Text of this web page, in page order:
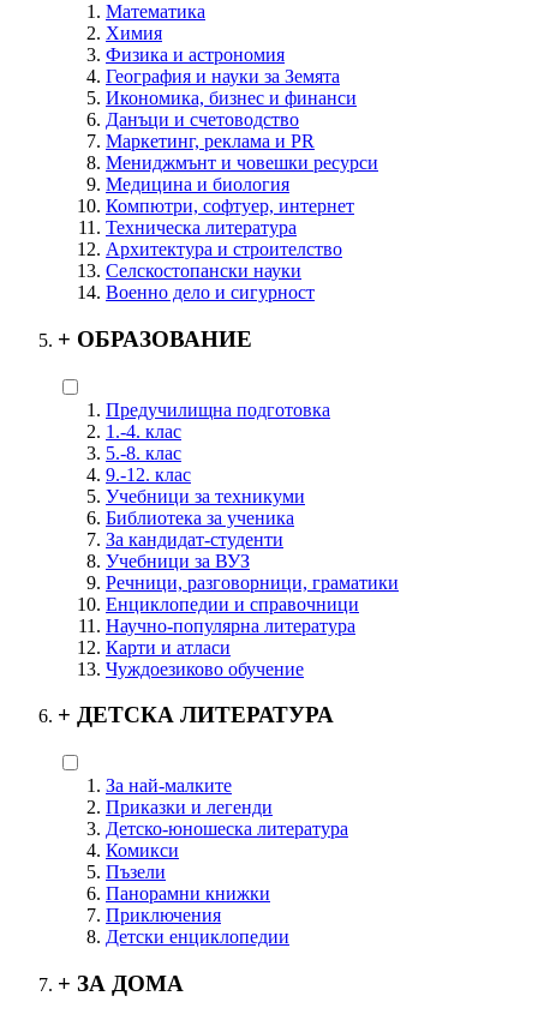
Математика
Химия
Физика и астрономия
География и науки за Земята
Икономика, бизнес и финанси
Данъци и счетоводство
Маркетинг, реклама и PR
Мениджмънт и човешки ресурси
Медицина и биология
Компютри, софтуер, интернет
Техническа литература
Архитектура и строителство
Селскостопански науки
Военно дело и сигурност
+ ОБРАЗОВАНИЕ
Предучилищна подготовка
1.-4. клас
5.-8. клас
9.-12. клас
Учебници за техникуми
Библиотека за ученика
За кандидат-студенти
Учебници за ВУЗ
Речници, разговорници, граматики
Енциклопедии и справочници
Научно-популярна литература
Карти и атласи
Чуждоезиково обучение
+ ДЕТСКА ЛИТЕРАТУРА
За най-малките
Приказки и легенди
Детско-юношеска литература
Комикси
Пъзели
Панорамни книжки
Приключения
Детски енциклопедии
+ ЗА ДОМА